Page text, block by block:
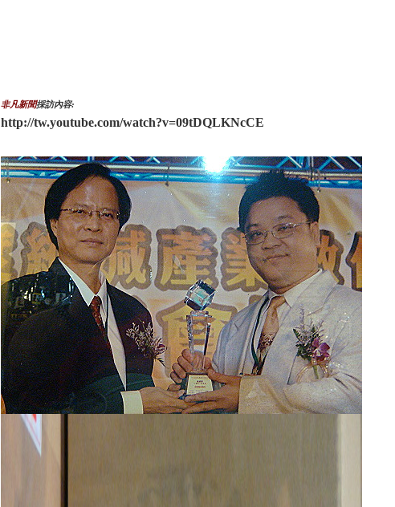
非凡新聞採訪內容:
http://tw.youtube.com/watch?v=09tDQLKNcCE